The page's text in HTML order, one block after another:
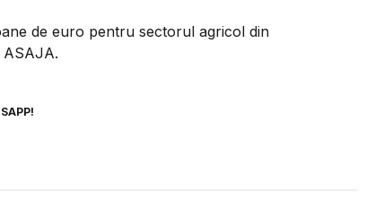
de euro pentru sectorul agricol din
ASAJA.